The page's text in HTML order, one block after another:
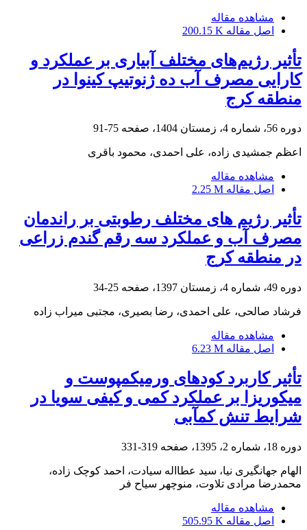
مشاهده مقاله
اصل مقاله 200.15 K
تأثیر رژیم‌های مختلف آبیاری بر عملکرد و
کارایی مصرف آب ده ژنوتیپ کینوا در
منطقه کرج
دوره 56، شماره 4، زمستان 1404، صفحه 75-91
اعظم جمشیدی زاده، علی احمدی، محمود باقری
مشاهده مقاله
اصل مقاله 2.25 M
تأثیر رژیم های مختلف رطوبتی بر راندمان
مصرف آب و عملکرد سه رقم گندم زراعی
در منطقه کرج
دوره 49، شماره 4، زمستان 1397، صفحه 25-34
فرشاد صالحی، علی احمدی، رضا بصیری، مجتبی میراب زاده
مشاهده مقاله
اصل مقاله 6.23 M
تأثیر کاربرد کودهای ورمی‏کمپوست و
میکوریزا بر عملکرد کمی و کیفی سویا در
شرایط تنش کم‏آبی
دوره 18، شماره 2، 1395، صفحه 319-331
الهام جهانگیری نیا، سید عطااله سیادت، احمد کوچک زاده،
محمدرضا مرادی تلاوت، منوچهر سیاح فر
مشاهده مقاله
اصل مقاله 505.95 K